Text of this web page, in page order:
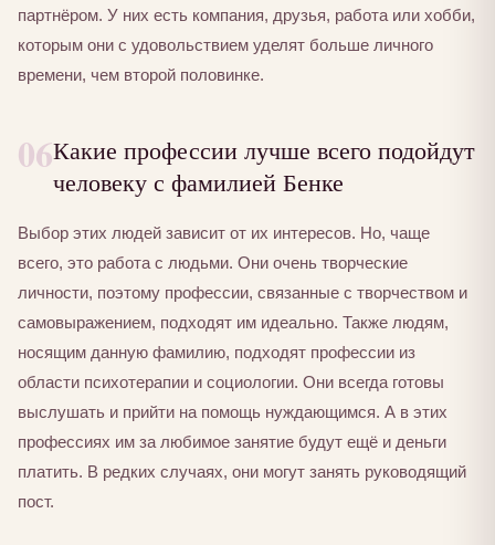
партнёром. У них есть компания, друзья, работа или хобби,
которым они с удовольствием уделят больше личного
времени, чем второй половинке.
06Какие профессии лучше всего подойдут
человеку с фамилией Бенке
Выбор этих людей зависит от их интересов. Но, чаще
всего, это работа с людьми. Они очень творческие
личности, поэтому профессии, связанные с творчеством и
самовыражением, подходят им идеально. Также людям,
носящим данную фамилию, подходят профессии из
области психотерапии и социологии. Они всегда готовы
выслушать и прийти на помощь нуждающимся. А в этих
профессиях им за любимое занятие будут ещё и деньги
платить. В редких случаях, они могут занять руководящий
пост.